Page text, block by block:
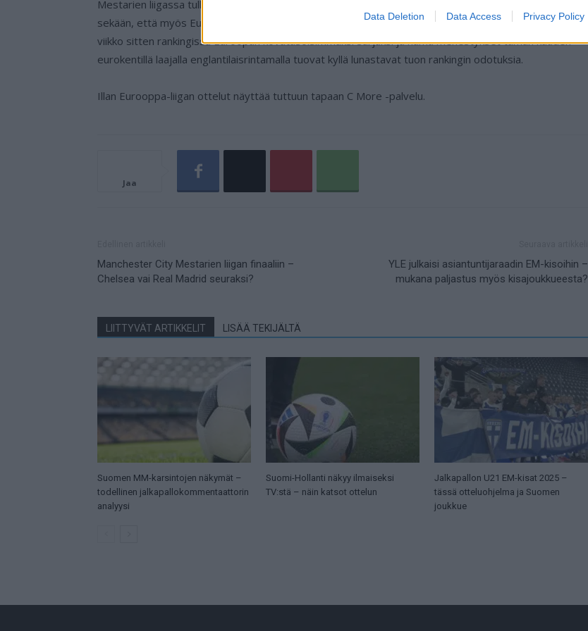
Data Deletion Data Access Privacy Policy
Mestarien liigassa tullaan näkemään englantilaisten seurojen kohtaaminen, eikä kovin kaukana ole
sekään, että myös Eurooppa-liigassa toistettaisiin sama temppu. Valioliiga nostettiin vain muutama
viikko sitten rankingissa Euroopan kovatasoisimmaksi sarjaksi ja nämä menestykset tämän kauden
eurokentillä laajalla englantilaisrintamalla tuovat kyllä lunastavat tuon rankingin odotuksia.
Illan Eurooppa-liigan ottelut näyttää tuttuun tapaan C More -palvelu.
Jaa
Manchester City Mestarien liigan finaaliin –
Chelsea vai Real Madrid seuraksi?
YLE julkaisi asiantuntijaraadin EM-kisoihin –
mukana paljastus myös kisajoukkueesta?
LIITTYVÄT ARTIKKELIT LISÄÄ TEKIJÄLTÄ
Suomen MM-karsintojen näkymät –
todellinen jalkapallokommentaattorin
analyysi
Suomi-Hollanti näkyy ilmaiseksi
TV:stä – näin katsot ottelun
Jalkapallon U21 EM-kisat 2025 –
tässä otteluohjelma ja Suomen
joukkue